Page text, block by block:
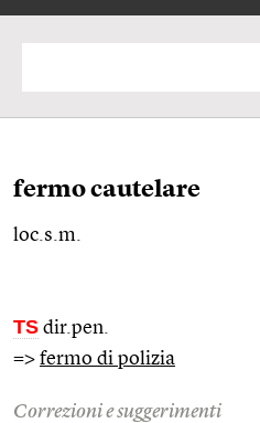
fermo cautelare
loc.s.m.
TS dir.pen.
=> fermo di polizia
Correzioni e suggerimenti